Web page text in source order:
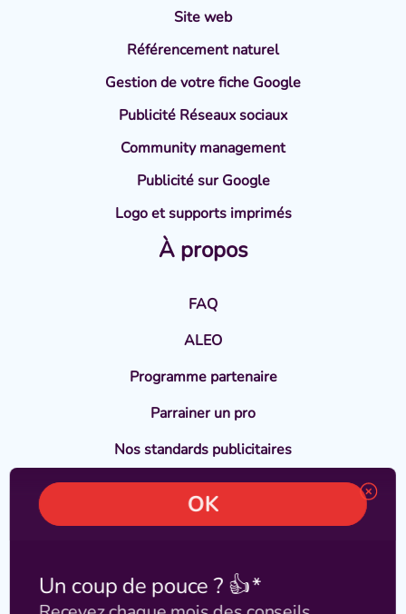
Site web
Référencement naturel
Gestion de votre fiche Google
Publicité Réseaux sociaux
Community management
Publicité sur Google
Logo et supports imprimés
À propos
FAQ
ALEO
Programme partenaire
Parrainer un pro
Nos standards publicitaires
En savoir plus
Blog